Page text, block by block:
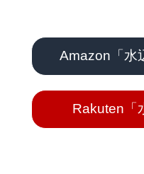
Amazon「水
Rakuten「